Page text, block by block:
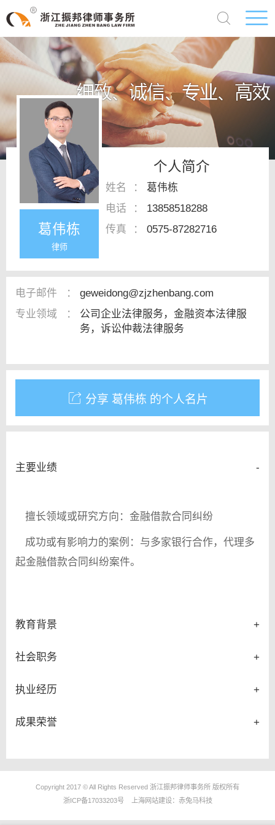
葛伟栋
律师
个人简介
姓名 ：
葛伟栋
电话
：
13858518288
传真
： 0575-87282716
电子邮件 ：
geweidong@zjzhenbang.com
专业领域
：
公司企业法律服务，金融资本法律服
务，诉讼仲裁法律服务
分享 葛伟栋 的个人名片
主要业绩 -
擅长领域或研究方向：金融借款合同纠纷
成功或有影响力的案例：与多家银行合作，代理多
起金融借款合同纠纷案件。
教育背景 +
社会职务 +
执业经历 +
成果荣誉 +
Copyright 2017 © All Rights Reserved 浙江振邦律师事务所 版权所有
浙ICP备17033203号上海网站建设： 赤兔马科技